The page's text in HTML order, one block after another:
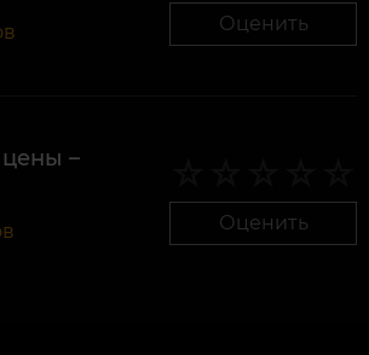
Оценить
цены –
Оценить